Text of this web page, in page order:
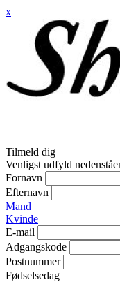
x
Tilmeld dig
Venligst udfyld
Fornavn
Efternavn
Mand
Kvinde
E-mail
Adgangskode
Postnummer
Fødselsedag